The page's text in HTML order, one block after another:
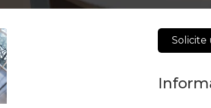
Solicite